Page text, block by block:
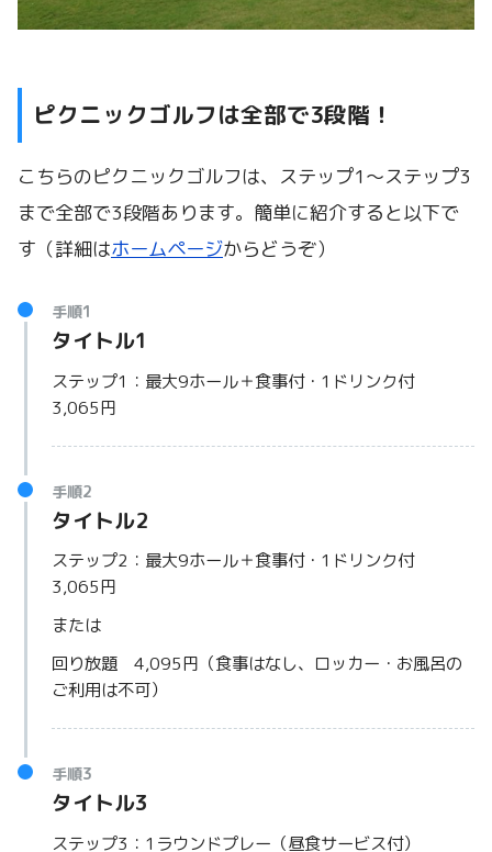
ピクニックゴルフは全部で3段階！
こちらのピクニックゴルフは、ステップ1～ステップ3
まで全部で3段階あります。簡単に紹介すると以下で
す（詳細はホームページからどうぞ）
手順1
タイトル1
ステップ1：最大9ホール＋食事付・1ドリンク付
3,065円
手順2
タイトル2
ステップ2：最大9ホール＋食事付・1ドリンク付
3,065円
または
回り放題 4,095円（食事はなし、ロッカー・お風呂の
ご利用は不可）
手順3
タイトル3
ステップ3：1ラウンドプレー（昼食サービス付）